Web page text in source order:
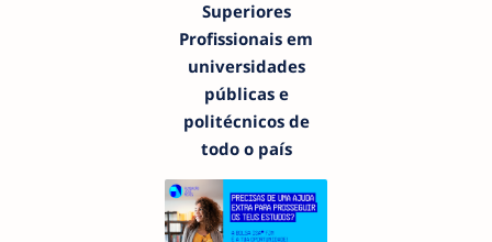
Superiores
Profissionais em
universidades
públicas e
politécnicos de
todo o país